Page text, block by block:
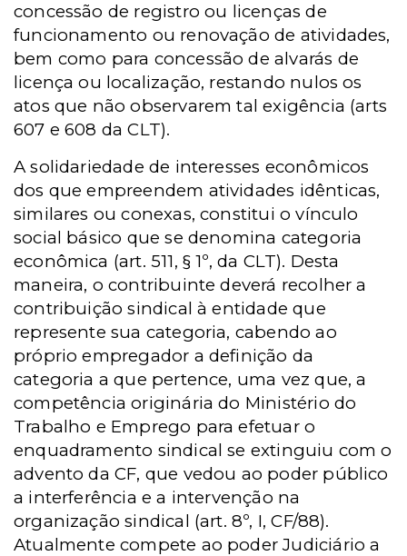
concessão de registro ou licenças de
funcionamento ou renovação de atividades,
bem como para concessão de alvarás de
licença ou localização, restando nulos os
atos que não observarem tal exigência (arts
607 e 608 da CLT).
A solidariedade de interesses econômicos
dos que empreendem atividades idênticas,
similares ou conexas, constitui o vínculo
social básico que se denomina categoria
econômica (art. 511, § 1º, da CLT). Desta
maneira, o contribuinte deverá recolher a
contribuição sindical à entidade que
represente sua categoria, cabendo ao
próprio empregador a definição da
categoria a que pertence, uma vez que, a
competência originária do Ministério do
Trabalho e Emprego para efetuar o
enquadramento sindical se extinguiu com o
advento da CF, que vedou ao poder público
a interferência e a intervenção na
organização sindical (art. 8º, I, CF/88).
Atualmente compete ao poder Judiciário a